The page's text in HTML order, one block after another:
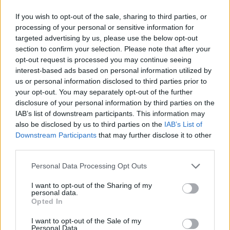
If you wish to opt-out of the sale, sharing to third parties, or
processing of your personal or sensitive information for
targeted advertising by us, please use the below opt-out
section to confirm your selection. Please note that after your
opt-out request is processed you may continue seeing
interest-based ads based on personal information utilized by
us or personal information disclosed to third parties prior to
your opt-out. You may separately opt-out of the further
disclosure of your personal information by third parties on the
IAB’s list of downstream participants. This information may
also be disclosed by us to third parties on the IAB’s List of
Downstream Participants that may further disclose it to other
Personal Data Processing Opt Outs
I want to opt-out of the Sharing of my
personal data.
Opted In
I want to opt-out of the Sale of my
Personal Data.
Πριν 8 ημέρες
Διακοπές ρεύματος: Συνασπισμό των
επιχειρήσεων προτείνει το Επιμελητήριο
Διαφήμιση